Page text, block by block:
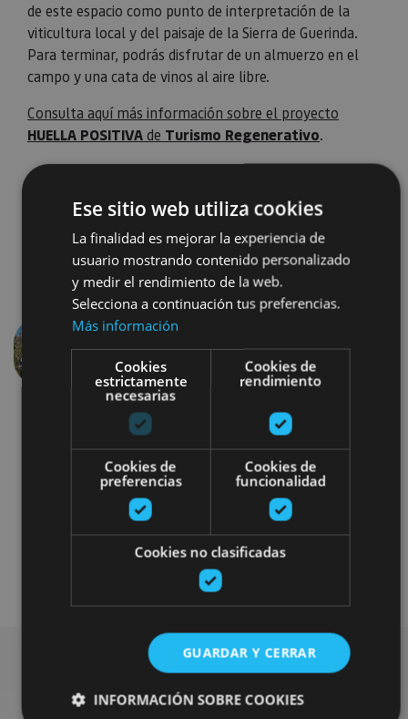
de este espacio como punto de interpretación de la
viticultura local y del paisaje de la Sierra de Guerinda.
Para terminar, podrás disfrutar de un almuerzo en el
campo y una cata de vinos al aire libre.
Consulta aquí más información sobre el proyecto
HUELLA POSITIVAde Turismo Regenerativo.
Otros
Plan disponible para todo el público
Ese sitio web utiliza cookies
La finalidad es mejorar la experiencia de
usuario mostrando contenido personalizado
y medir el rendimiento de la web.
Selecciona a continuación tus preferencias.
Más información
Cookies
estrictamente
necesarias
Cookies de
rendimiento
Cookies de
preferencias
Cookies de
funcionalidad
Cookies no clasificadas
GUARDAR Y CERRAR
INFORMACIÓN SOBRE COOKIES